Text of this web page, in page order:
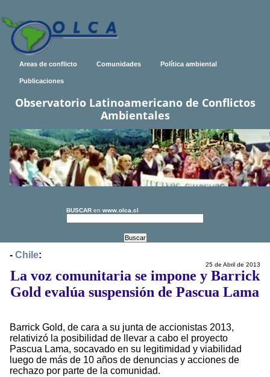
Areas de conflicto Comunidades Política ambiental
Publicaciones
Observatorio Latinoamericano de Conflictos
Ambientales
BUSCAR en www.olca.cl
- Chile:
25 de Abril de 2013
La voz comunitaria se impone y Barrick
Gold evalúa suspensión de Pascua Lama
Barrick Gold, de cara a su junta de accionistas 2013,
relativizó la posibilidad de llevar a cabo el proyecto
Pascua Lama, socavado en su legitimidad y viabilidad
luego de más de 10 años de denuncias y acciones de
rechazo por parte de la comunidad.